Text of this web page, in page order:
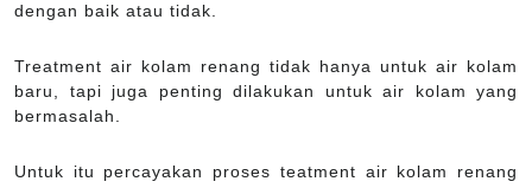
dengan baik atau tidak.
Treatment air kolam renang tidak hanya untuk air kolam
baru, tapi juga penting dilakukan untuk air kolam yang
bermasalah.
Untuk itu percayakan proses teatment air kolam renang